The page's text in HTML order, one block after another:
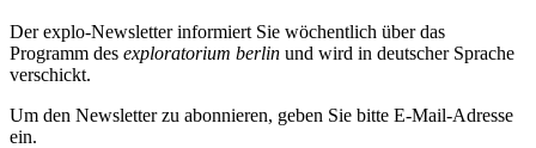
Der explo-Newsletter informiert Sie wöchentlich über das
Programm des exploratorium berlin und wird in deutscher Sprache
verschickt.
Um den Newsletter zu abonnieren, geben Sie bitte E-Mail-Adresse
ein.